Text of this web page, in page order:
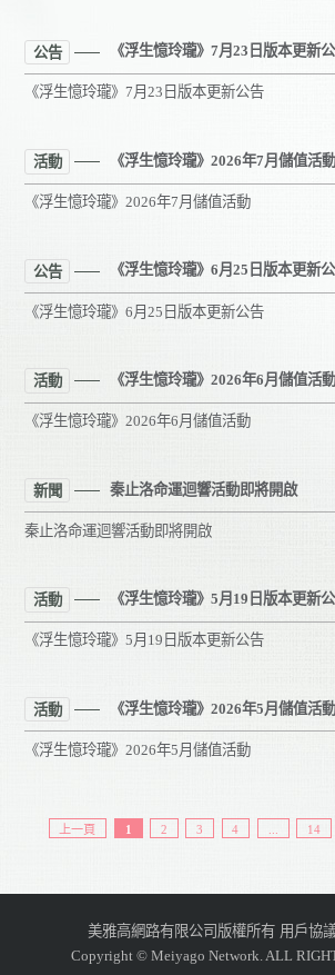
公告 《浮生憶玲瓏》7月23日版本更新
《浮生憶玲瓏》7月23日版本更新公告
活動 《浮生憶玲瓏》2026年7月儲值活動
《浮生憶玲瓏》2026年7月儲值活動
公告 《浮生憶玲瓏》6月25日版本更新
《浮生憶玲瓏》6月25日版本更新公告
活動 《浮生憶玲瓏》2026年6月儲值活動
《浮生憶玲瓏》2026年6月儲值活動
新聞 秦止洛命運迴響活動即將開啟
秦止洛命運迴響活動即將開啟
活動 《浮生憶玲瓏》5月19日版本更新
《浮生憶玲瓏》5月19日版本更新公告
活動 《浮生憶玲瓏》2026年5月儲值活動
《浮生憶玲瓏》2026年5月儲值活動
上一頁 1 2 3 4 14
美雅高網路有限公司版權所有 用戶協
Copyright © Meiyago Network. ALL